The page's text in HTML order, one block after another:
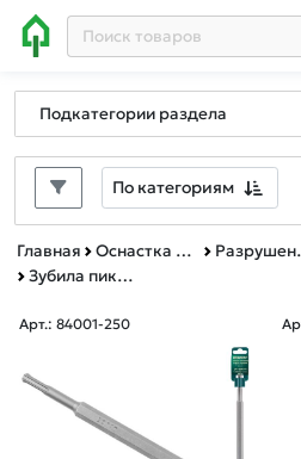
Подкатегории раздела
По категориям
Главная Оснастка к электроинструменту Разрушение камня и бетона
Зубила пиковые
Арт.: 84001-250